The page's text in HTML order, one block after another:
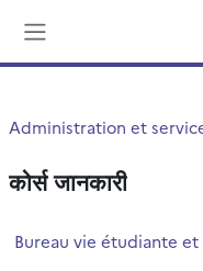
Administration et
कोर्स जानकारी
Bureau vie étudiante